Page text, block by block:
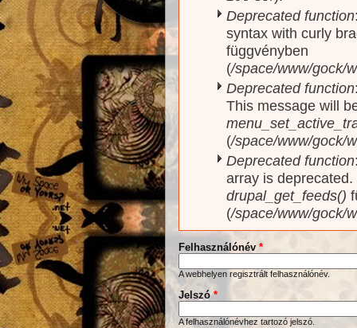
Deprecated function
syntax with curly
függvényben
(/space/www/gock/
Deprecated function
This message will
(/space/www/gock/
Deprecated function
array is
drupal_get_feeds()
(/space/www/gock/
Felhasználónév *
A webhelyen regisztrált felhasználónév.
Jelszó*
A felhasználónévhez tartozó jelszó.